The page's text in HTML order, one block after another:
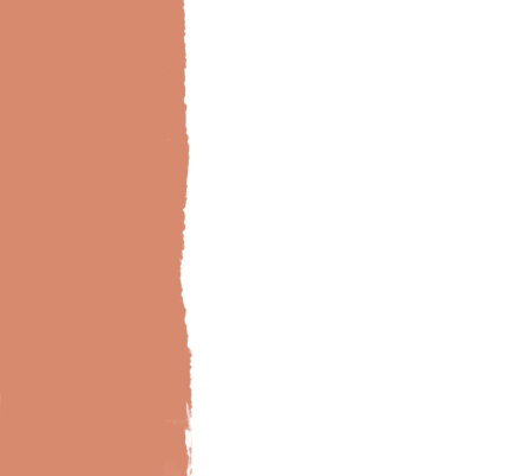
Bild-Brillux_0018_BX_Wintergarten-Lasur-2